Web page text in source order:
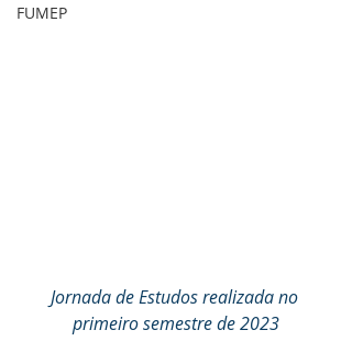
FUMEP
Jornada de Estudos realizada no
primeiro semestre de 2023